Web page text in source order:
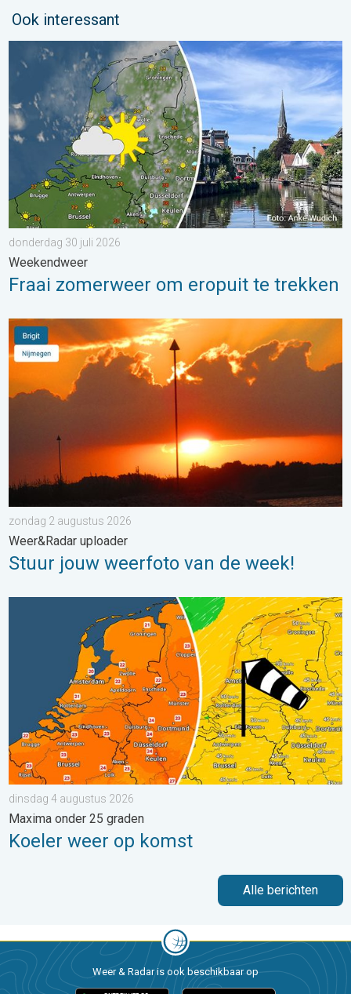
Ook interessant
Fraai zomerweer om eropuit te trekken. Weekendweer. . .
donderdag 30 juli 2026
Weekendweer
Fraai zomerweer om eropuit te trekken
Stuur jouw weerfoto van de week!. Weer&Radar uploader. . .
zondag 2 augustus 2026
Weer&Radar uploader
Stuur jouw weerfoto van de week!
Koeler weer op komst. Maxima onder 25 graden. . . dinsdag
dinsdag 4 augustus 2026
Maxima onder 25 graden
Koeler weer op komst
Alle berichten
Weer & Radar is ook beschikbaar op